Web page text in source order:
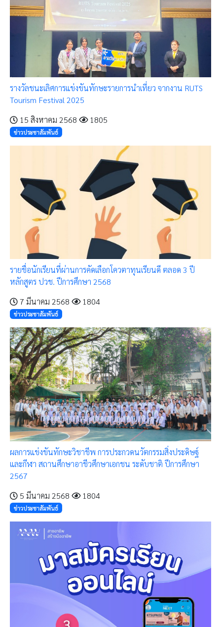
รางวัลชนะเลิศการแข่งขันทักษะรายการนำเที่ยว จากงาน RUTS
Tourism Festival 2025
15 สิงหาคม 2568
1805
ข่าวประชาสัมพันธ์
รายชื่อนักเรียนที่ผ่านการคัดเลือกโควตาทุนเรียนดี ตลอด 3 ปี
หลักสูตร ปวช. ปีการศึกษา 2568
7 มีนาคม 2568
1804
ข่าวประชาสัมพันธ์
ผลการแข่งขันทักษะวิชาชีพ การประกวดนวัตกรรมสิ่งประดิษฐ์
และกีฬา สถานศึกษาอาชีวศึกษาเอกชน ระดับชาติ ปีการศึกษา
2567
5 มีนาคม 2568
1804
ข่าวประชาสัมพันธ์